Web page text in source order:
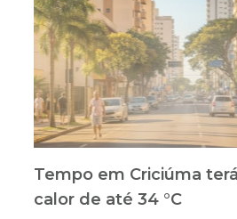
Tempo em Criciúma
calor de até 34 °C